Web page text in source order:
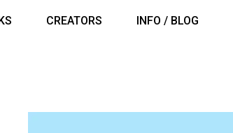
CREATORS INFO / BLOG